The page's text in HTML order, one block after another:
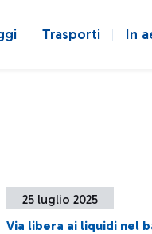
Trasporti In
25 luglio 2025
Via libera ai liquidi nel